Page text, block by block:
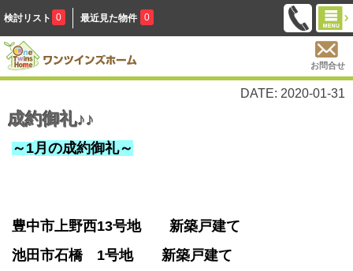
検討リスト 0 最近見た物件 0
お問合せ
DATE: 2020-01-31
成約御礼♪♪
～1月の成約御礼～
豊中市上野西13号地
新築戸建て
池田市石橋 1号地
新築戸建て